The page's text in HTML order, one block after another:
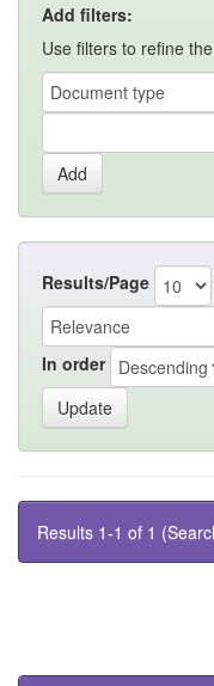
Add filters:
Use filters to refine
Results/Page
In order
Results 1-1 of 1